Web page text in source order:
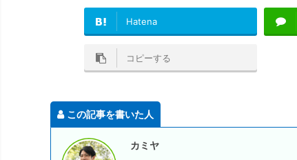
Hatena
コピーする
この記事を書いた人
カミヤ